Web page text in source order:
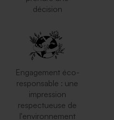
décision
Engagement éco-
responsable : une
impression
respectueuse de
l'environnement